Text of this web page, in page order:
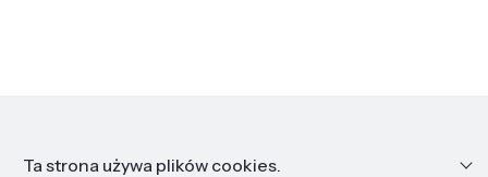
Informacje
Ta strona używa plików cookies.